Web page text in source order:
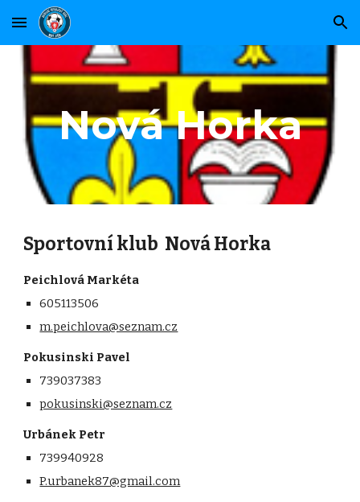
Skip to main content Skip to navigation
Nová Horka
Sportovní klub Nová Horka
Peichlová Markéta
605113506
m.peichlova@seznam.cz
Pokusinski Pavel
739037383
pokusinski@seznam.cz
Urbánek Petr
739940928
P.urbanek87@gmail.com